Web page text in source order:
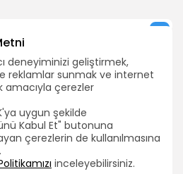
deneyiminizi geliştirmek,
reklamlar sunmak ve internet
çerezler
uygun şekilde
Kabul Et" butonuna
çerezlerin de kullanılmasına
inceleyebilirsiniz.
TEÇ-SEN'e aittir.SONRAKİ İÇERİK